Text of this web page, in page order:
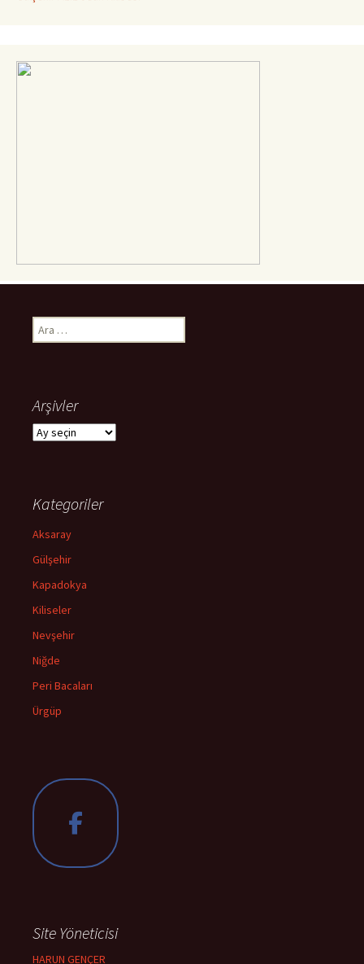
Arama:
Arşivler
Arşivler
Kategoriler
Aksaray
Gülşehir
Kapadokya
Kiliseler
Nevşehir
Niğde
Peri Bacaları
Ürgüp
Site Yöneticisi
HARUN GENÇER